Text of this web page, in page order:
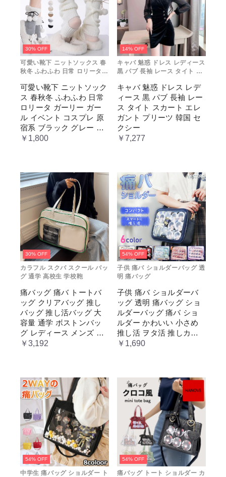
30% OFF
可愛い靴下 ニットソックス 春
秋冬 ふわふわ 日常 ロリータ
プレ 原宿系 ブラック グレー
ベージュ cm067t2t2x1 ホワ
イト
可愛い靴下 ニットソック
ス 春秋冬 ふわふわ 日常
ロリータ ガーリー ガー
ル イベント コスプレ 原
宿系 ブラック グレー ベ
ージュ cm067t2t2x1 ホワ
￥1,800
14% OFF
キャバ 魅惑 ドレス レディース
黒 パブ 長袖 レース タイト ス
国 セクシー
キャバ 魅惑 ドレス レデ
ィース 黒 パブ 長袖 レー
ス タイト スカート エレ
ガント プリーツ 韓国 セ
クシー
￥7,277
30% OFF
カラフル スクバ スクール バッ
グ 通学 高校生 学校鞄
痛バッグ 痛バ トートバ
ッグ クリアバッグ 推し
バッグ 推し活バッグ 大
容量 通学 ボストンバッ
グ レディース メンズ 男
女兼用 学生 スクール 透
￥3,192
54% OFF
子供 痛バ ショルダーバッグ 透
明 痛バッグ
子供 痛バ ショルダーバ
ッグ 透明 痛バッグ ショ
ルダーバッグ 痛バ ショ
ルダー かわいい 小さめ
推し活 ヲタ活 推しカラ
ー 推し色 肩掛け レディ
￥1,690
54% OFF
中学生 痛バッグ ショルダー ト
54% OFF
痛バッグ トート ショルダー カ